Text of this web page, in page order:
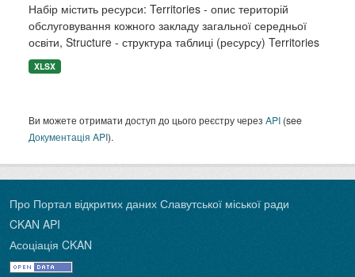
Набір містить ресурси: Territories - опис територій
обслуговування кожного закладу загальної середньої
освіти, Structure - структура таблиці (ресурсу) Territories
XLSX
Ви можете отримати доступ до цього реєстру через API (see
Документація API).
Про Портал відкритих даних Славутської міської ради
CKAN API
Асоціація CKAN